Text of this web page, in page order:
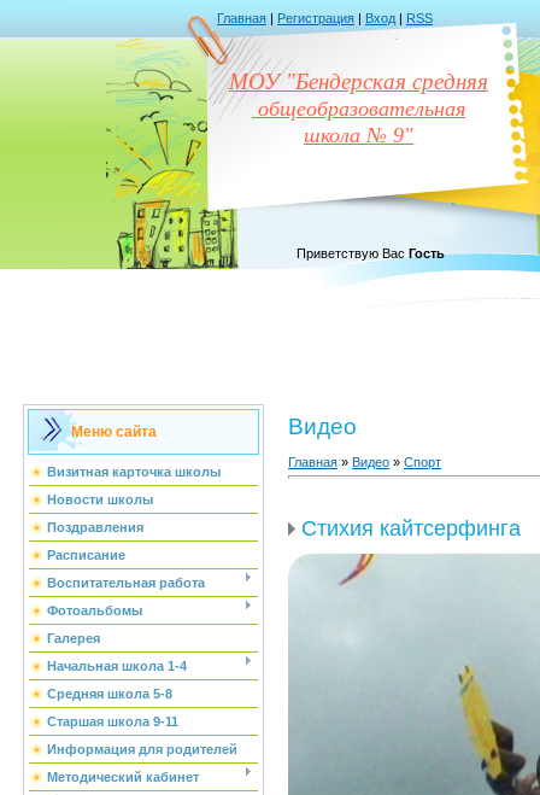
Главная | Регистрация | Вход | RSS
МОУ "Бендерская средняя
общеобразовательная
школа № 9"
Приветствую Вас Гость
Меню сайта
Визитная карточка школы
Новости школы
Поздравления
Расписание
Воспитательная работа
Фотоальбомы
Галерея
Начальная школа 1-4
Средняя школа 5-8
Старшая школа 9-11
Информация для родителей
Методический кабинет
Видео
Главная » Видео » Спорт
Стихия кайтсерфинга